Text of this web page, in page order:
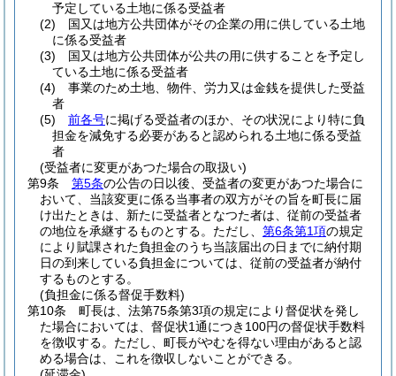
予定している土地に係る受益者
(2)
国又は地方公共団体がその企業の用に供している土地
に係る受益者
(3)
国又は地方公共団体が公共の用に供することを予定し
ている土地に係る受益者
(4)
事業のため土地、物件、労力又は金銭を提供した受益
者
(5)
前各号に掲げる受益者のほか、その状況により特に負
担金を減免する必要があると認められる土地に係る受益
者
(受益者に変更があつた場合の取扱い)
第9条
第5条の公告の日以後、受益者の変更があつた場合に
おいて、当該変更に係る当事者の双方がその旨を町長に届
け出たときは、新たに受益者となつた者は、従前の受益者
の地位を承継するものとする。 ただし、 第6条第1項の規定
により賦課された負担金のうち当該届出の日までに納付期
日の到来している負担金については、従前の受益者が納付
するものとする。
(負担金に係る督促手数料)
第10条
町長は、法第75条第3項の規定により督促状を発し
た場合においては、督促状1通につき100円の督促状手数料
を徴収する。 ただし、町長がやむを得ない理由があると認
める場合は、これを徴収しないことができる。